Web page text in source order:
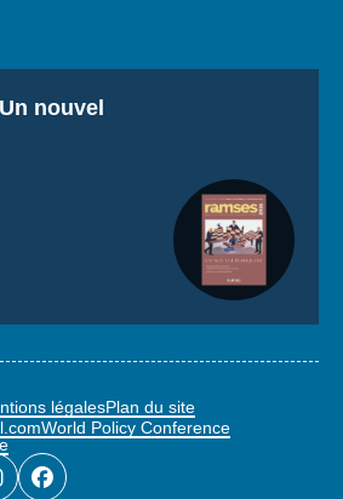
nouvel
légalesPlan du site
World Policy Conference